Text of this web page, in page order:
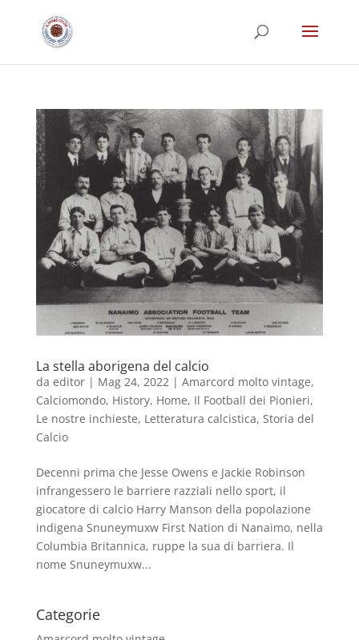
La stella aborigena del calcio
da editor| Mag 24, 2022| Amarcord molto vintage,
Calciomondo, History, Home, Il Football dei Pionieri,
Le nostre inchieste, Letteratura calcistica, Storia del
Calcio
Decenni prima che Jesse Owens e Jackie Robinson
infrangessero le barriere razziali nello sport, il
giocatore di calcio Harry Manson della popolazione
indigena Snuneymuxw First Nation di Nanaimo, nella
Columbia Britannica, ruppe la sua di barriera. Il
nome Snuneymuxw...
Categorie